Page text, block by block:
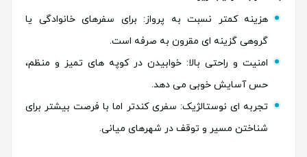
هزینه کمتر نسبت به پرواز: برای سفرهای خانوادگی یا
گروهی گزینه ای مقرون به صرفه است.
امنیت و راحتی بالا: خوابیدن در کوپه های تمیز و منظم،
حس آسایش خوبی می دهد.
تجربه ای نوستالژیک: سفری کندتر اما با فرصت بیشتر برای
شناختن مسیر و توقف در شهرهای میانی.